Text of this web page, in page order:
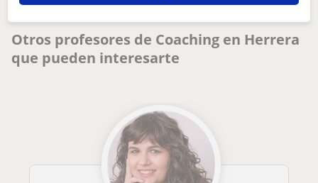
soy coach ontológico, de desarrollo humano. realizo procesos...
Otros profesores de Coaching en Herrera
que pueden interesarte